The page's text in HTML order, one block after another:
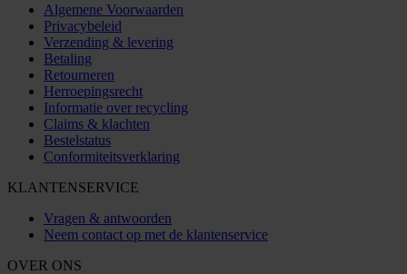
Algemene Voorwaarden
Privacybeleid
Verzending & levering
Betaling
Retourneren
Herroepingsrecht
Informatie over recycling
Claims & klachten
Bestelstatus
Conformiteitsverklaring
KLANTENSERVICE
Vragen & antwoorden
Neem contact op met de klantenservice
OVER ONS